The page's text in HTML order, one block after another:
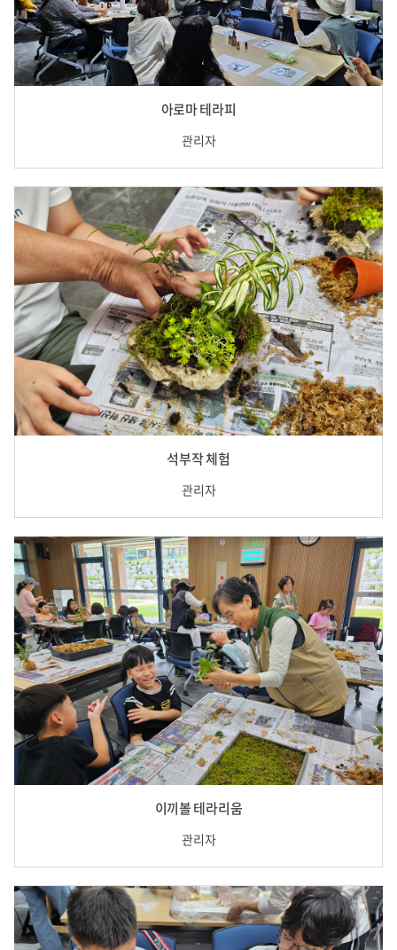
아로마 테라피
관리자
석부작 체험
관리자
이끼볼 테라리움
관리자